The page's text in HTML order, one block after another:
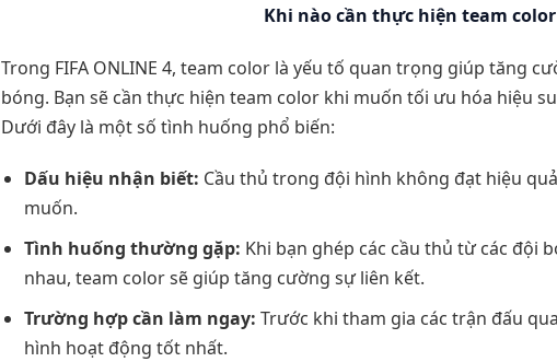
Khi nào cần thực hiện team
Trong FIFA ONLINE 4, team color là yếu tố quan trọng giúp tăng
bóng. Bạn sẽ cần thực hiện team color khi muốn tối ưu hóa hiệu
Dưới đây là một số tình huống phổ biến:
Dấu hiệu nhận biết: Cầu thủ trong đội hình không đạt hiệu
muốn.
Tình huống thường gặp: Khi bạn ghép các cầu thủ từ các đội
nhau, team color sẽ giúp tăng cường sự liên kết.
Trường hợp cần làm ngay: Trước khi tham gia các trận đấu
hình hoạt động tốt nhất.